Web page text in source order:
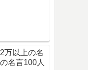
万以上の名
名言100人